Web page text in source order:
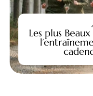
Les plus